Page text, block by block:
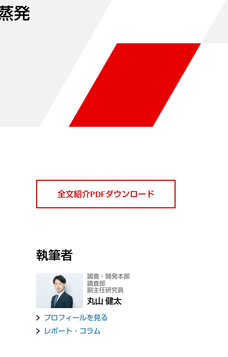
発
全文紹介PDFダウンロード
執筆者
調査・開発本部
調査部
副主任研究員
丸山 健太
プロフィールを見る
レポート・コラム